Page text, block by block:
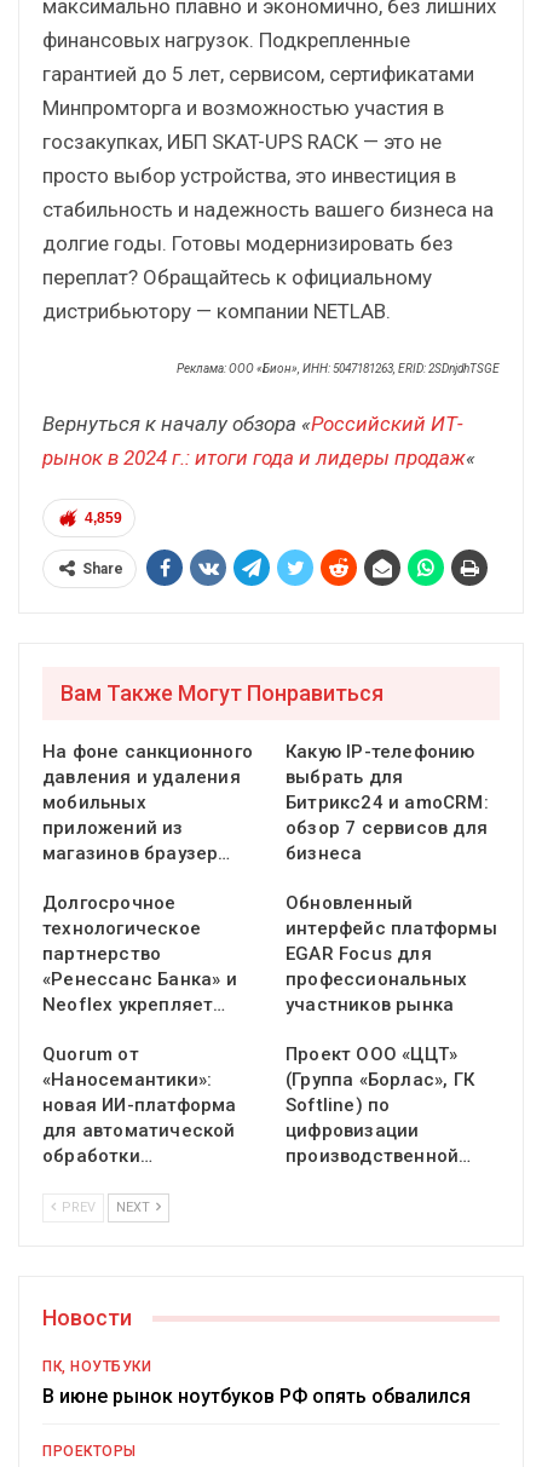
максимально плавно и экономично, без лишних
финансовых нагрузок. Подкрепленные
гарантией до 5 лет, сервисом, сертификатами
Минпромторга и возможностью участия в
госзакупках, ИБП SKAT-UPS RACK — это не
просто выбор устройства, это инвестиция в
стабильность и надежность вашего бизнеса на
долгие годы. Готовы модернизировать без
переплат? Обращайтесь к официальному
дистрибьютору — компании NETLAB.
Реклама: ООО «Бион», ИНН: 5047181263, ERID: 2SDnjdhTSGE
Вернуться к началу обзора «Российский ИТ-
рынок в 2024 г.: итоги года и лидеры продаж«
4,859
Share
Вам Также Могут Понравиться
На фоне санкционного
давления и удаления
мобильных
приложений из
магазинов браузер…
Какую IP-телефонию
выбрать для
Битрикс24 и amoCRM:
обзор 7 сервисов для
бизнеса
Долгосрочное
технологическое
партнерство
«Ренессанс Банка» и
Neoflex укрепляет…
Обновленный
интерфейс платформы
EGAR Focus для
профессиональных
участников рынка
Quorum от
«Наносемантики»:
новая ИИ-платформа
для автоматической
обработки…
Проект ООО «ЦЦТ»
(Группа «Борлас», ГК
Softline) по
цифровизации
производственной…
PREV NEXT
Новости
ПК, НОУТБУКИ
В июне рынок ноутбуков РФ опять обвалился
ПРОЕКТОРЫ